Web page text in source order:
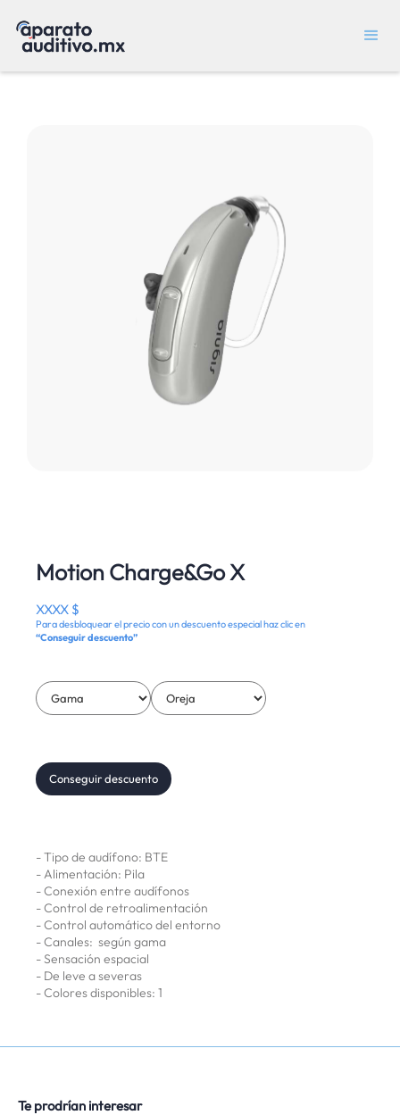
Motion Charge&Go X
XXXX $
Para desbloquear el precio con un descuento especial haz clic en
“Conseguir descuento”
Conseguir descuento
- Tipo de audífono: BTE
- Alimentación: Pila
- Conexión entre audífonos
- Control de retroalimentación
- Control automático del entorno
- Canales: según gama
- Sensación espacial
- De leve a severas
- Colores disponibles: 1
Te prodrían interesar